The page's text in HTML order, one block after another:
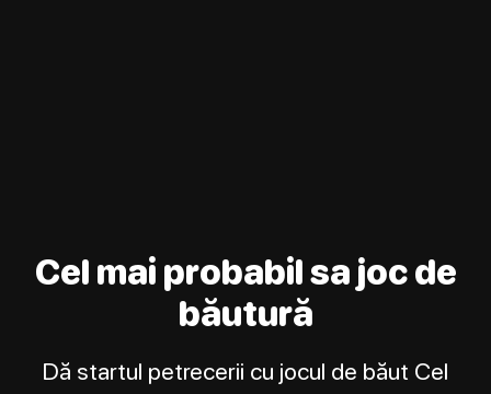
Cel mai probabil sa joc de
băutură
Dă startul petrecerii cu jocul de băut Cel